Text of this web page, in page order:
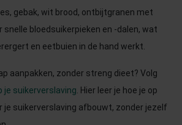
gebak, wit brood, ontbijtgranen met
snelle bloedsuikerpieken en -dalen, wat
en eetbuien in de hand werkt.
aanpakken, zonder streng dieet? Volg
je suikerverslaving . Hier leer je hoe je op
je suikerverslaving afbouwt, zonder jezelf